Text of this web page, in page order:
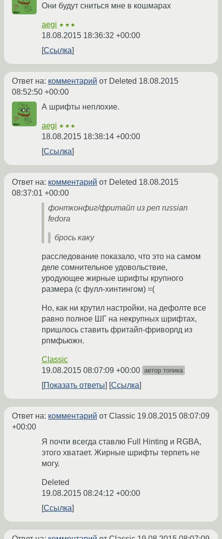
Они будут сниться мне в кошмарах
aegi ★★★
18.08.2015 18:36:32 +00:00
Ссылка
Ответ на: комментарий от Deleted 18.08.2015
08:52:50 +00:00
А шрифты неплохие.
aegi ★★★
18.08.2015 18:38:14 +00:00
Ссылка
Ответ на: комментарий от Deleted 18.08.2015
08:37:01 +00:00
фонтконфиг/фритайп из реп russian
fedora
брось каку
расследование показало, что это на самом
деле сомнительное удовольствие,
уродующее жирные шрифты крупного
размера (с фулл-хинтингом) =(
Но, как ни крутил настройки, на дефолте все
равно полное ШГ на некрупных шрифтах,
пришлось ставить фритайп-фриворлд из
рпмфьюжн.
Classic
19.08.2015 08:07:09 +00:00 автор топика
Показать ответы Ссылка
Ответ на: комментарий от Classic 19.08.2015 08:07:09
+00:00
Я почти всегда ставлю Full Hinting и RGBA,
этого хватает. Жирные шрифты терпеть не
могу.
Deleted
19.08.2015 08:24:12 +00:00
Ссылка